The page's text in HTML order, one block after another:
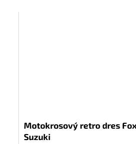
Motokrosový retro dres
Suzuki